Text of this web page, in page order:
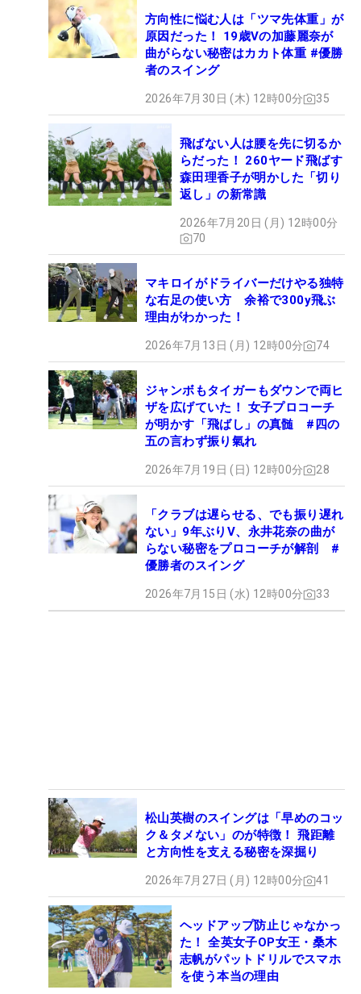
方向性に悩む人は「ツマ先体重」が
原因だった！ 19歳Vの加藤麗奈が
曲がらない秘密はカカト体重 #優勝
者のスイング
2026年7月30日 (木) 12時00分 35
飛ばない人は腰を先に切るか
らだった！ 260ヤード飛ばす
森田理香子が明かした「切り
返し」の新常識
2026年7月20日 (月) 12時00分
70
マキロイがドライバーだけやる独特
な右足の使い方 余裕で300y飛ぶ
理由がわかった！
2026年7月13日 (月) 12時00分 74
ジャンボもタイガーもダウンで両ヒ
ザを広げていた！ 女子プロコーチ
が明かす「飛ばし」の真髄 #四の
五の言わず振り氣れ
2026年7月19日 (日) 12時00分 28
「クラブは遅らせる、でも振り遅れ
ない」9年ぶりV、永井花奈の曲が
らない秘密をプロコーチが解剖 #
優勝者のスイング
2026年7月15日 (水) 12時00分 33
松山英樹のスイングは「早めのコッ
ク＆タメない」のが特徴！ 飛距離
と方向性を支える秘密を深掘り
2026年7月27日 (月) 12時00分 41
ヘッドアップ防止じゃなかっ
た！ 全英女子OP女王・桑木
志帆がパットドリルでスマホ
を使う本当の理由